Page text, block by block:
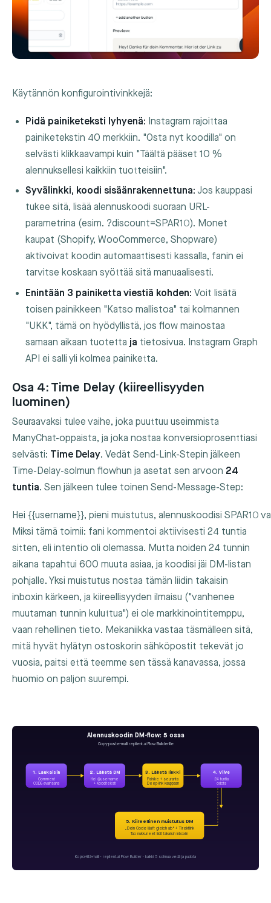
Käytännön konfigurointivinkkejä:
Pidä painiketeksti lyhyenä: Instagram rajoittaa
painiketekstin 40 merkkiin. "Osta nyt koodilla" on
selvästi klikkaavampi kuin "Täältä pääset 10 %
alennuksellesi kaikkiin tuotteisiin".
Syvälinkki, koodi sisäänrakennettuna: Jos kauppasi
tukee sitä, lisää alennuskoodi suoraan URL-
parametrina (esim. ?discount=SPAR10). Monet
kaupat (Shopify, WooCommerce, Shopware)
aktivoivat koodin automaattisesti kassalla, fanin ei
tarvitse koskaan syöttää sitä manuaalisesti.
Enintään 3 painiketta viestiä kohden: Voit lisätä
toisen painikkeen "Katso mallistoa" tai kolmannen
"UKK", tämä on hyödyllistä, jos flow mainostaa
samaan aikaan tuotetta ja tietosivua. Instagram Graph
API ei salli yli kolmea painiketta.
Osa 4: Time Delay (kiireellisyyden
luominen)
Seuraavaksi tulee vaihe, joka puuttuu useimmista
ManyChat-oppaista, ja joka nostaa konversioprosenttiasi
selvästi: Time Delay. Vedät Send-Link-Stepin jälkeen
Time-Delay-solmun flowhun ja asetat sen arvoon 24
tuntia. Sen jälkeen tulee toinen Send-Message-Step:
Hei {{username}}, pieni muistutus, alennuskoodisi
Miksi tämä toimii: fani kommentoi aktiivisesti 24 tuntia
sitten, eli intentio oli olemassa. Mutta noiden 24 tunnin
aikana tapahtui 600 muuta asiaa, ja koodisi jäi DM-listan
pohjalle. Yksi muistutus nostaa tämän liidin takaisin
inboxin kärkeen, ja kiireellisyyden ilmaisu ("vanhenee
muutaman tunnin kuluttua") ei ole markkinointitemppu,
vaan rehellinen tieto. Mekaniikka vastaa täsmälleen sitä,
mitä hyvät hylätyn ostoskorin sähköpostit tekevät jo
vuosia, paitsi että teemme sen tässä kanavassa, jossa
huomio on paljon suurempi.
Alennuskoodin DM-flow: 5 osaa
Copy-paste-malli replient.ai Flow Builderille
1. Laukaisin
Comment
CODE-avainsana
2. Lähetä DM
Hei @username
+ Kooditeksti
3. Lähetä linkki
Painike + seuranta
Deep-link kauppaan
4. Viive
24 tuntia
odota
5. Kiireellinen muistutus DM
„Dein Code läuft gleich ab“ + Tirektlink
Tuo nukkuneet liidit takaisin inboxiin
Kopioi-liitä-malli · replient.ai Flow Builder · kaikki 5 solmua vedä ja pudota